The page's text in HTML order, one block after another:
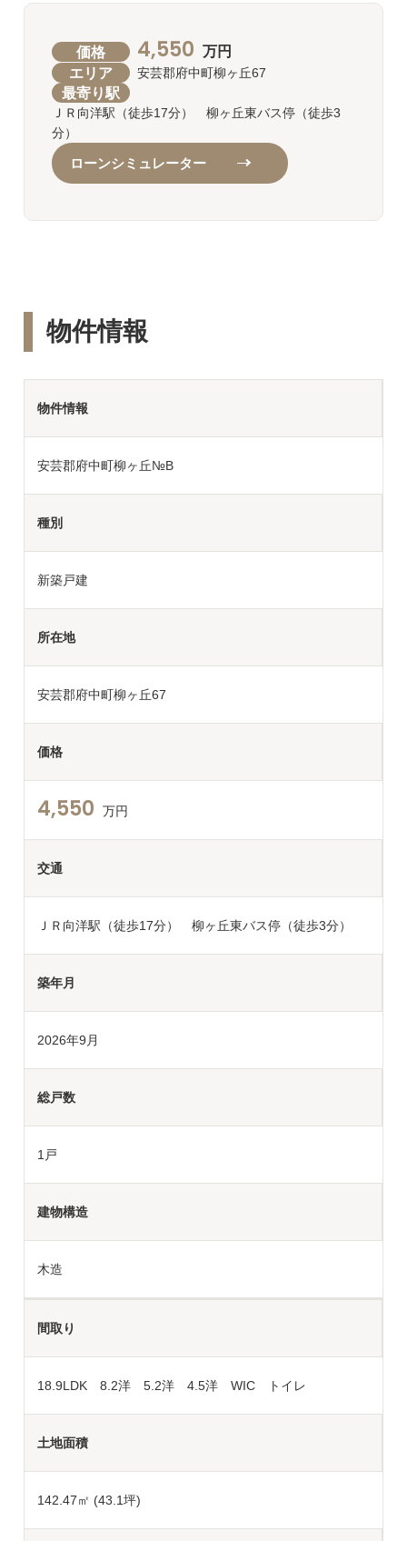
価格 4,550 万円
エリア 安芸郡府中町柳ヶ丘67
最寄り駅
ＪＲ向洋駅（徒歩17分） 柳ヶ丘東バス停（徒歩3
分）
ローンシミュレーター
物件情報
物件情報
安芸郡府中町柳ヶ丘№B
種別
新築戸建
所在地
安芸郡府中町柳ヶ丘67
価格
4,550 万円
交通
ＪＲ向洋駅（徒歩17分） 柳ヶ丘東バス停（徒歩3分）
築年月
2026年9月
総戸数
1戸
建物構造
木造
間取り
18.9LDK 8.2洋 5.2洋 4.5洋 WIC トイレ
土地面積
142.47㎡ (43.1坪)